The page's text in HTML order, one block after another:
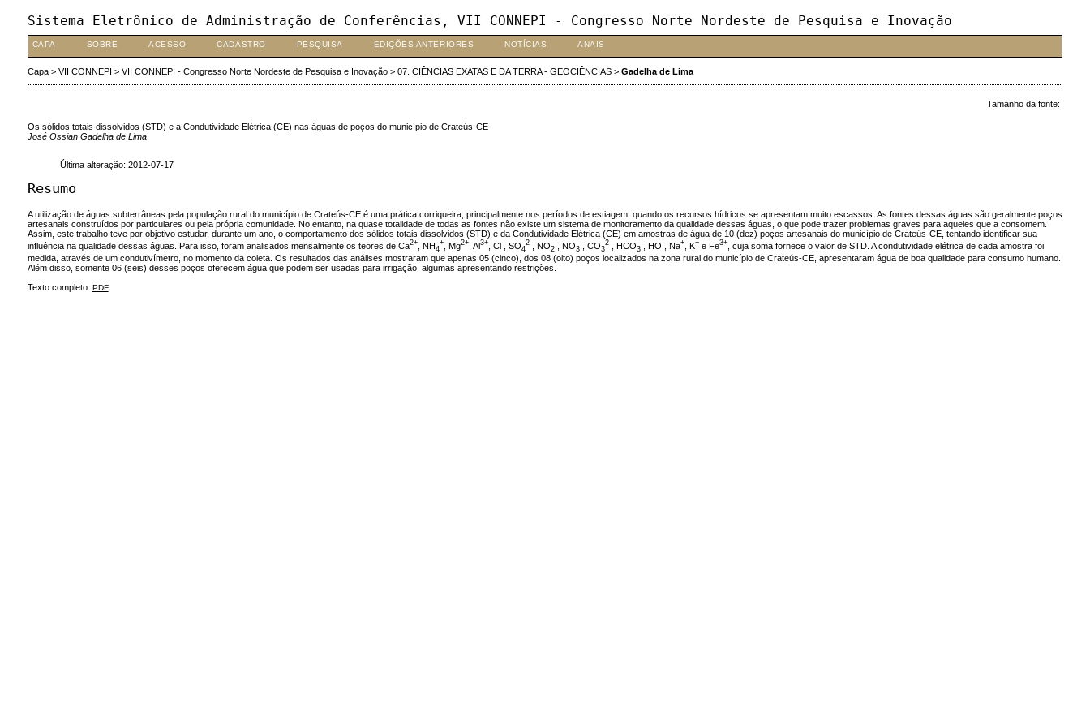
Sistema Eletrônico de Administração de Conferências, VII CONNEPI - Congresso Norte Nordeste de Pesquisa e Inovação
CAPA SOBRE ACESSO CADASTRO PESQUISA EDIÇÕES ANTERIORES NOTÍCIAS ANAIS
Capa> VII CONNEPI > VII CONNEPI - Congresso Norte Nordeste de Pesquisa e Inovação> 07. CIÊNCIAS EXATAS E DA TERRA - GEOCIÊNCIAS> Gadelha de Lima
Tamanho da fonte:
Os sólidos totais dissolvidos (STD) e a Condutividade Elétrica (CE) nas águas de poços do município de Crateús-CE
José Ossian Gadelha de Lima
Última alteração: 2012-07-17
Resumo
A utilização de águas subterrâneas pela população rural do município de Crateús-CE é uma prática corriqueira, principalmente nos períodos de estiagem, quando os recursos hídricos se apresentam muito escassos. As fontes dessas águas são geralmente poços
artesanais construídos por particulares ou pela própria comunidade. No entanto, na quase totalidade de todas as fontes não existe um sistema de monitoramento da qualidade dessas águas, o que pode trazer problemas graves para aqueles que a consomem.
Assim, este trabalho teve por objetivo estudar, durante um ano, o comportamento dos sólidos totais dissolvidos (STD) e da Condutividade Elétrica (CE) em amostras de água de 10 (dez) poços artesanais do município de Crateús-CE, tentando identificar sua
influência na qualidade dessas águas. Para isso, foram analisados mensalmente os teores de Ca2+, NH4
+, Mg2+, Al3+, Cl-, SO4
2-, NO2
-, NO3
-, CO3
2-, HCO3
-, HO-, Na+, K+e Fe3+, cuja soma fornece o valor de STD. A condutividade elétrica de cada amostra foi
medida, através de um condutivímetro, no momento da coleta. Os resultados das análises mostraram que apenas 05 (cinco), dos 08 (oito) poços localizados na zona rural do município de Crateús-CE, apresentaram água de boa qualidade para consumo humano.
Além disso, somente 06 (seis) desses poços oferecem água que podem ser usadas para irrigação, algumas apresentando restrições.
Texto completo: PDF